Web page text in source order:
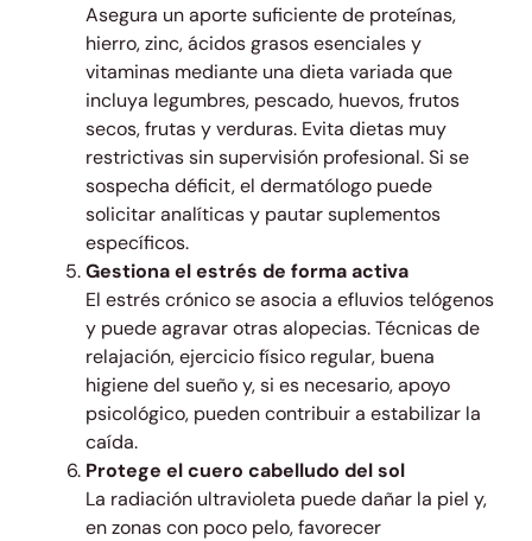
Asegura un aporte suficiente de proteínas,
hierro, zinc, ácidos grasos esenciales y
vitaminas mediante una dieta variada que
incluya legumbres, pescado, huevos, frutos
secos, frutas y verduras. Evita dietas muy
restrictivas sin supervisión profesional. Si se
sospecha déficit, el dermatólogo puede
solicitar analíticas y pautar suplementos
específicos.
Gestiona el estrés de forma activa
El estrés crónico se asocia a efluvios telógenos
y puede agravar otras alopecias. Técnicas de
relajación, ejercicio físico regular, buena
higiene del sueño y, si es necesario, apoyo
psicológico, pueden contribuir a estabilizar la
caída.
Protege el cuero cabelludo del sol
La radiación ultravioleta puede dañar la piel y,
en zonas con poco pelo, favorecer